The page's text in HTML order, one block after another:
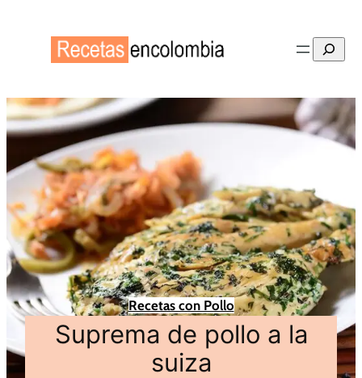
Buscar
Recetas con Pollo
Suprema de pollo a la
suiza